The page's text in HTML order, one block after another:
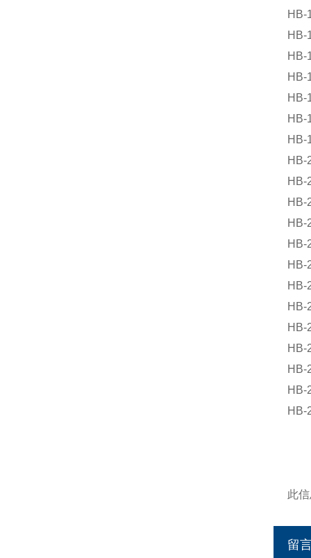
HB-
HB-
HB-
HB-
HB-
HB-
HB-
HB-
HB-
HB-
HB-
HB-
HB-
HB-
HB-
HB-
HB-
HB-
HB-
HB-
此
留